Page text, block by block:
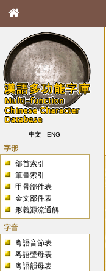
中文 ENG
字形
部首索引
筆畫索引
甲骨部件表
金文部件表
形義源流通解
字音
粵語音節表
粵語聲母表
粵語韻母表